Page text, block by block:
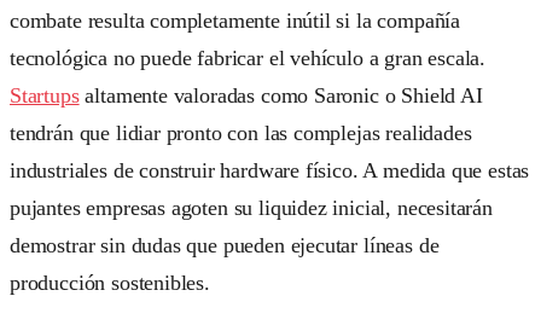
combate resulta completamente inútil si la compañía
tecnológica no puede fabricar el vehículo a gran escala.
Startupsaltamente valoradas como Saronic o Shield AI
tendrán que lidiar pronto con las complejas realidades
industriales de construir hardware físico. A medida que estas
pujantes empresas agoten su liquidez inicial, necesitarán
demostrar sin dudas que pueden ejecutar líneas de
producción sostenibles.